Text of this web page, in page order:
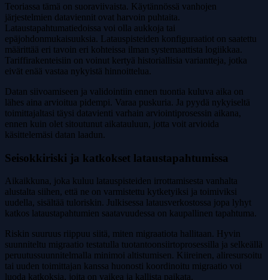
Teoriassa tämä on suoraviivaista. Käytännössä vanhojen
järjestelmien dataviennit ovat harvoin puhtaita.
Lataustapahtumatiedoissa voi olla aukkoja tai
epäjohdonmukaisuuksia. Latauspisteiden konfiguraatiot on saatettu
määrittää eri tavoin eri kohteissa ilman systemaattista logiikkaa.
Tariffirakenteisiin on voinut kertyä historiallisia variantteja, jotka
eivät enää vastaa nykyistä hinnoittelua.
Datan siivoamiseen ja validointiin ennen tuontia kuluva aika on
lähes aina arvioitua pidempi. Varaa puskuria. Ja pyydä nykyiseltä
toimittajaltasi täysi datavienti varhain arviointiprosessin aikana,
ennen kuin olet sitoutunut aikatauluun, jotta voit arvioida
käsittelemäsi datan laadun.
Seisokkiriski ja katkokset lataustapahtumissa
Aikaikkuna, joka kuluu latauspisteiden irrottamisesta vanhalta
alustalta siihen, että ne on varmistettu kytketyiksi ja toimiviksi
uudella, sisältää tuloriskin. Julkisessa latausverkostossa jopa lyhyt
katkos lataustapahtumien saatavuudessa on kaupallinen tapahtuma.
Riskin suuruus riippuu siitä, miten migraatiota hallitaan. Hyvin
suunniteltu migraatio testatulla tuotantoonsiirtoprosessilla ja selkeällä
peruutussuunnitelmalla minimoi altistumisen. Kiireinen, aliresursoitu
tai uuden toimittajan kanssa huonosti koordinoitu migraatio voi
luoda katkoksia, joita on vaikea ja kallista paikata.